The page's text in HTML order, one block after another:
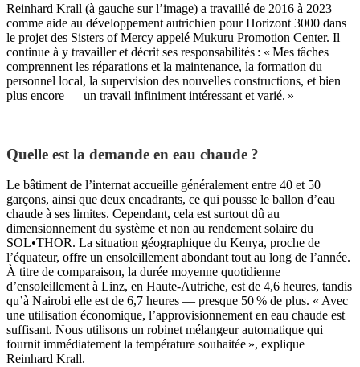
Reinhard Krall (à gauche sur l’image) a travaillé de 2016 à 2023
comme aide au développement autrichien pour Horizont 3000 dans
le projet des Sisters of Mercy appelé Mukuru Promotion Center. Il
continue à y travailler et décrit ses responsabilités : « Mes tâches
comprennent les réparations et la maintenance, la formation du
personnel local, la supervision des nouvelles constructions, et bien
plus encore — un travail infiniment intéressant et varié. »
Quelle est la demande en eau chaude ?
Le bâtiment de l’internat accueille généralement entre 40 et 50
garçons, ainsi que deux encadrants, ce qui pousse le ballon d’eau
chaude à ses limites. Cependant, cela est surtout dû au
dimensionnement du système et non au rendement solaire du
SOL•THOR. La situation géographique du Kenya, proche de
l’équateur, offre un ensoleillement abondant tout au long de l’année.
À titre de comparaison, la durée moyenne quotidienne
d’ensoleillement à Linz, en Haute-Autriche, est de 4,6 heures, tandis
qu’à Nairobi elle est de 6,7 heures — presque 50 % de plus. « Avec
une utilisation économique, l’approvisionnement en eau chaude est
suffisant. Nous utilisons un robinet mélangeur automatique qui
fournit immédiatement la température souhaitée », explique
Reinhard Krall.